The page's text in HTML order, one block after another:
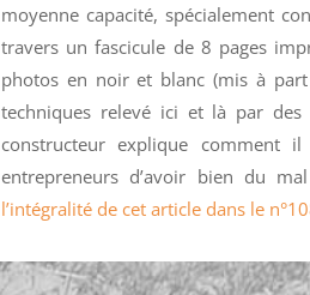
moyenne capacité, spécialement
travers un fascicule de 8 pages
photos en noir et blanc (mis à
techniques relevé ici et là par
constructeur explique comment
entrepreneurs d’avoir bien du
l’intégralité de cet article dans le